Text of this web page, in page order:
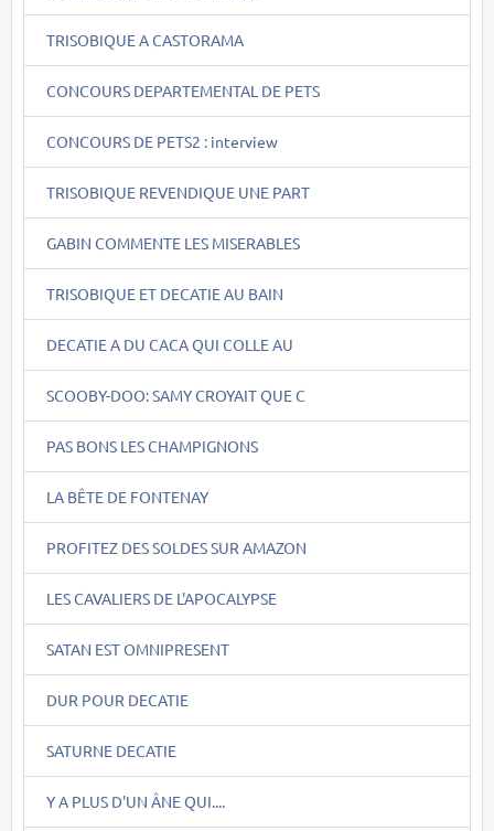
TRISOBIQUE A CASTORAMA
CONCOURS DEPARTEMENTAL DE PETS
CONCOURS DE PETS2 : interview
TRISOBIQUE REVENDIQUE UNE PART
GABIN COMMENTE LES MISERABLES
TRISOBIQUE ET DECATIE AU BAIN
DECATIE A DU CACA QUI COLLE AU
SCOOBY-DOO: SAMY CROYAIT QUE C
PAS BONS LES CHAMPIGNONS
LA BÊTE DE FONTENAY
PROFITEZ DES SOLDES SUR AMAZON
LES CAVALIERS DE L'APOCALYPSE
SATAN EST OMNIPRESENT
DUR POUR DECATIE
SATURNE DECATIE
Y A PLUS D'UN ÂNE QUI....